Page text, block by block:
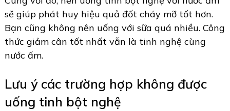
sẽ giúp phát huy hiệu quả đốt cháy mỡ tốt hơn.
Bạn cũng không nên uống với sữa quá nhiều. Công
thức giảm cân tốt nhất vẫn là tinh nghệ cùng
nước ấm.
Lưu ý các trường hợp không được
uống tinh bột nghệ